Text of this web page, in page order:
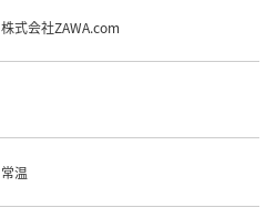
株式会社ZAWA.com
常温